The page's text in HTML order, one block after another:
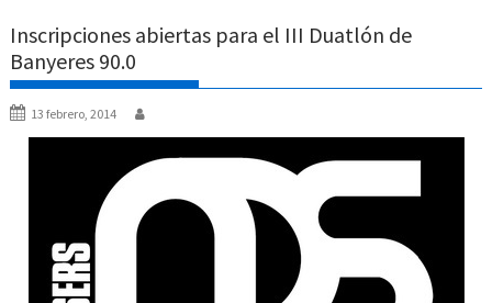
Inscripciones abiertas para el III Duatlón de
Banyeres 90.0
13 febrero, 2014